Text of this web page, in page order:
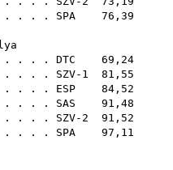
. . . SPA 76,39
. . . DTC 69,24
. . SZV-1 81,55
. . . . ESP 84,52
. . . SAS 91,48
. . SZV-2 91,52
. . . SPA 97,11